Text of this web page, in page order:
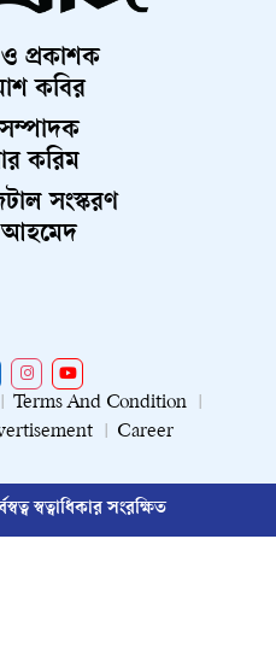
প্রকাশক
কবির
সম্পাদক
করিম
সংস্করণ
আহমেদ
Terms And Condition
Career
স্বত্বাধিকার সংরক্ষিত